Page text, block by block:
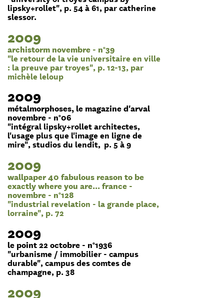
lipsky+rollet", p. 54 à 61, par catherine
slessor.
2009
archistorm novembre - n°39
"le retour de la vie universitaire en ville
: la preuve par troyes", p. 12-13, par
michèle leloup
2009
métalmorphoses, le magazine d'arval
novembre - n°06
"intégral lipsky+rollet architectes,
l'usage plus que l'image en ligne de
mire", studios du lendit, p. 5 à 9
2009
wallpaper 40 fabulous reason to be
exactly where you are... france -
novembre - n°128
"industrial revelation - la grande place,
lorraine", p. 72
2009
le point 22 octobre - n°1936
"urbanisme / immobilier - campus
durable", campus des comtes de
champagne, p. 38
2009